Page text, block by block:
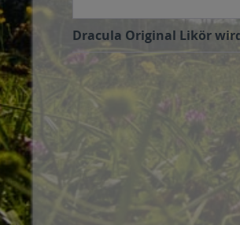
Dracula Original Likör